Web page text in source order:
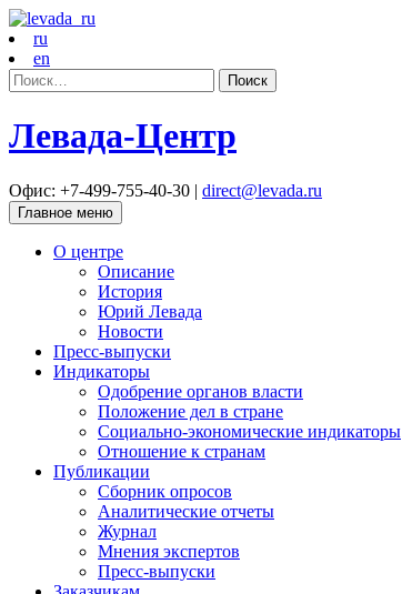
ru
en
Найти:
Левада-Центр
Офис: +7-499-755-40-30 | direct@levada.ru
Главное меню
О центре
Описание
История
Юрий Левада
Новости
Пресс-выпуски
Индикаторы
Одобрение органов власти
Положение дел в стране
Социально-экономические индикаторы
Отношение к странам
Публикации
Сборник опросов
Аналитические отчеты
Журнал
Мнения экспертов
Пресс-выпуски